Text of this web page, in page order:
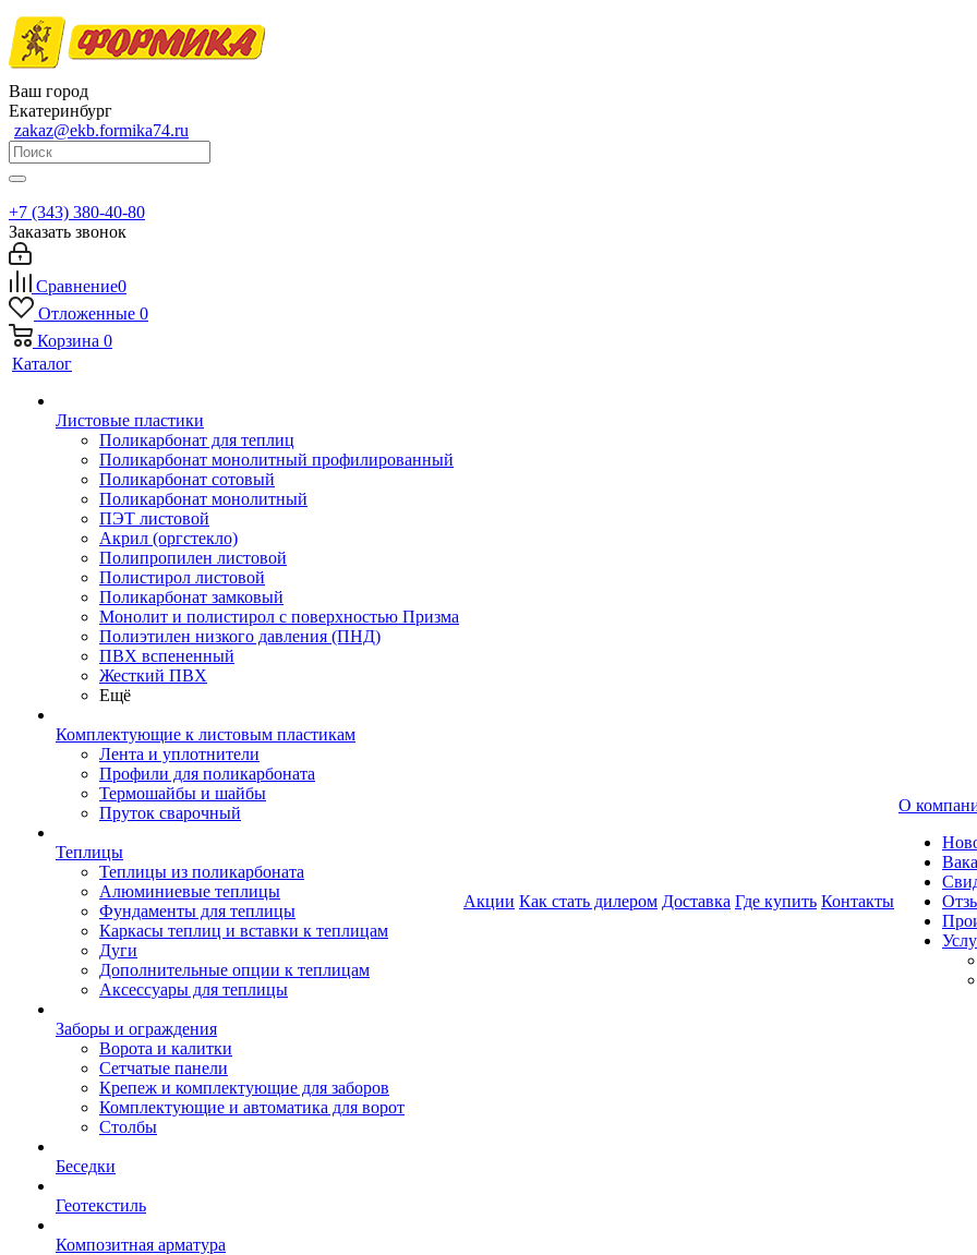
Ваш город
Екатеринбург
zakaz@ekb.formika74.ru
+7 (343) 380-40-80
Заказать звонок
Сравнение0
Отложенные 0
Корзина 0
Каталог
Листовые пластики
Поликарбонат для теплиц
Поликарбонат монолитный профилированный
Поликарбонат сотовый
Поликарбонат монолитный
ПЭТ листовой
Акрил (оргстекло)
Полипропилен листовой
Полистирол листовой
Поликарбонат замковый
Монолит и полистирол с поверхностью Призма
Полиэтилен низкого давления (ПНД)
ПВХ вспененный
Жесткий ПВХ
Ещё
Комплектующие к листовым пластикам
Лента и уплотнители
Профили для поликарбоната
Термошайбы и шайбы
Пруток сварочный
Теплицы
Теплицы из поликарбоната
Алюминиевые теплицы
Фундаменты для теплицы
Каркасы теплиц и вставки к теплицам
Дуги
Дополнительные опции к теплицам
Аксессуары для теплицы
Заборы и ограждения
Ворота и калитки
Сетчатые панели
Крепеж и комплектующие для заборов
Комплектующие и автоматика для ворот
Столбы
Беседки
Геотекстиль
Композитная арматура
Акции Как стать дилером Доставка Где купить Контакты
О